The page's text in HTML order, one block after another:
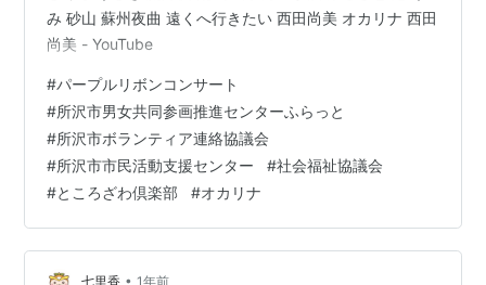
み 砂山 蘇州夜曲 遠くへ行きたい 西田尚美 オカリナ 西田
尚美 - YouTube
#パープルリボンコンサート
#所沢市男女共同参画推進センターふらっと
#所沢市ボランティア連絡協議会
#所沢市市民活動支援センター #社会福祉協議会
#ところざわ倶楽部 #オカリナ
七里香 • 1年前